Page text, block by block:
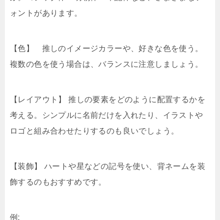
ォントがあります。
【色】 推しのイメージカラーや、好きな色を使う。
複数の色を使う場合は、バランスに注意しましょう。
【レイアウト】 推しの要素をどのように配置するかを
考える。シンプルに名前だけを入れたり、イラストや
ロゴと組み合わせたりするのも良いでしょう。
【装飾】 ハートや星などの記号を使い、背ネームを装
飾するのもおすすめです。
例: